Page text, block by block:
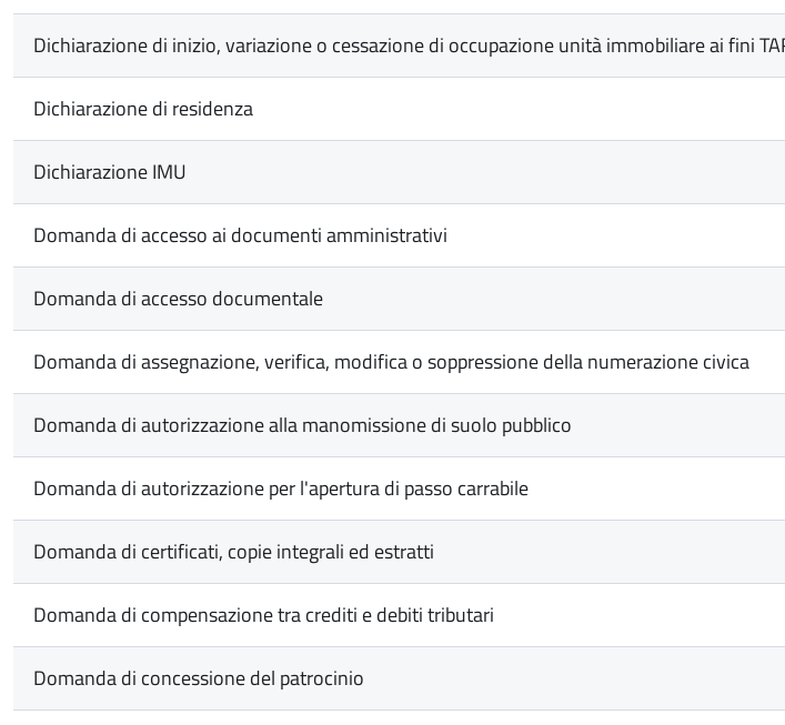
Dichiarazione di inizio, variazione o cessazione di occupazione unità immobiliare ai fini
Dichiarazione di residenza
Dichiarazione IMU
Domanda di accesso ai documenti amministrativi
Domanda di accesso documentale
Domanda di assegnazione, verifica, modifica o soppressione della numerazione civica
Domanda di autorizzazione alla manomissione di suolo pubblico
Domanda di autorizzazione per l'apertura di passo carrabile
Domanda di certificati, copie integrali ed estratti
Domanda di compensazione tra crediti e debiti tributari
Domanda di concessione del patrocinio